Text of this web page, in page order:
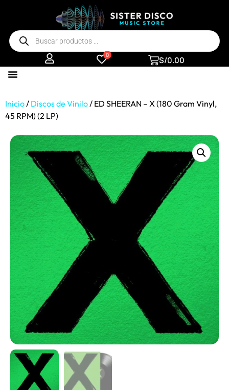
0 S/0.00
Inicio/ Discos de Vinilo/ ED SHEERAN – X (180 Gram Vinyl,
45 RPM) (2 LP)